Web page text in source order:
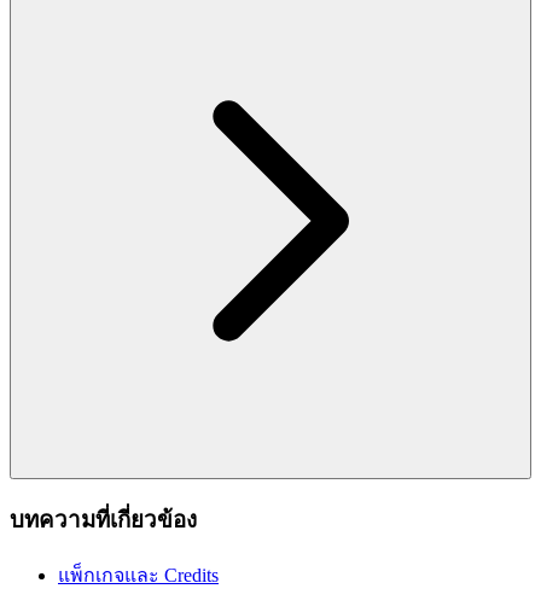
บทความที่เกี่ยวข้อง
แพ็กเกจและ Credits